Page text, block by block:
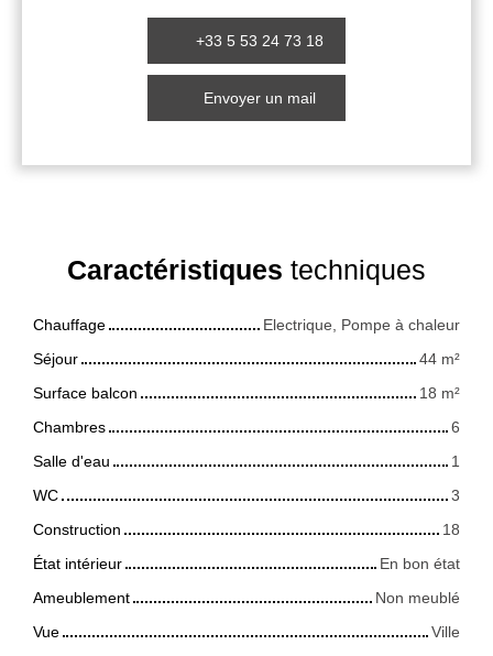
+33 5 53 24 73 18
Envoyer un mail
Caractéristiques techniques
Chauffage
Electrique, Pompe à chaleur
Séjour
44 m²
Surface balcon
18 m²
Chambres
6
Salle d'eau
1
WC
3
Construction
18
État intérieur
En bon état
Ameublement
Non meublé
Vue
Ville